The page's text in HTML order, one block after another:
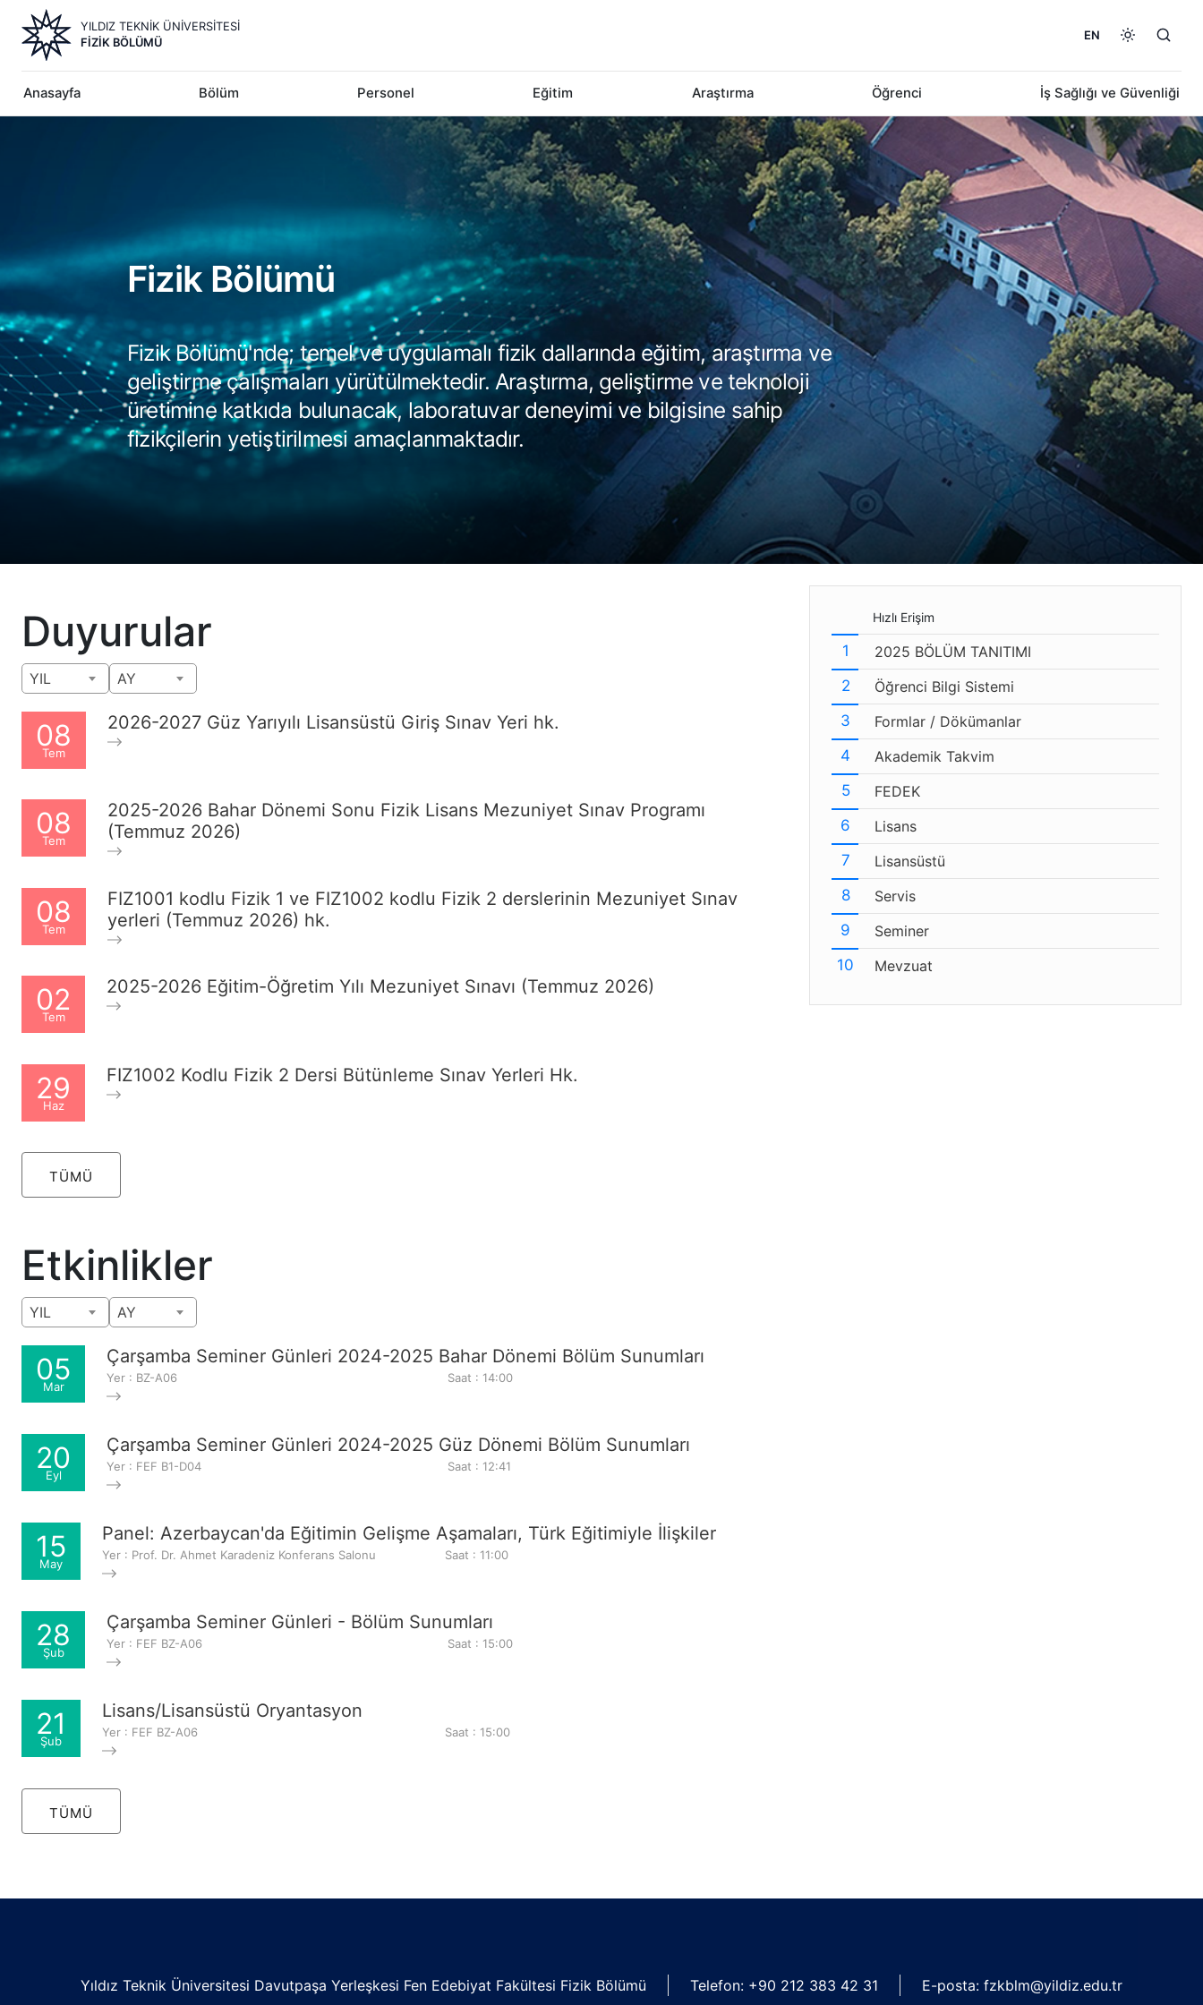
içeriğe
YILDIZ TEKNİK ÜNİVERSİTESİ
FIZIK BÖLÜMÜ
Anasayfa Bölüm Personel Eğitim Araştırma Öğrenci İş Sağlığı ve Güvenliği
EN
Fizik Bölümü
Fizik Bölümü'nde; temel ve uygulamalı fizik dallarında eğitim, araştırma ve
geliştirme çalışmaları yürütülmektedir. Araştırma, geliştirme ve teknoloji
üretimine katkıda bulunacak, laboratuvar deneyimi ve bilgisine sahip
fizikçilerin yetiştirilmesi amaçlanmaktadır.
Duyurular
YIL AY
08
Tem
2026-2027 Güz Yarıyılı Lisansüstü Giriş Sınav Yeri hk.
08
Tem
2025-2026 Bahar Dönemi Sonu Fizik Lisans Mezuniyet Sınav Programı
(Temmuz 2026)
08
Tem
FIZ1001 kodlu Fizik 1 ve FIZ1002 kodlu Fizik 2 derslerinin Mezuniyet Sınav
yerleri (Temmuz 2026) hk.
02
Tem
2025-2026 Eğitim-Öğretim Yılı Mezuniyet Sınavı (Temmuz 2026)
29
Haz
FIZ1002 Kodlu Fizik 2 Dersi Bütünleme Sınav Yerleri Hk.
TÜMÜ
Etkinlikler
YIL AY
05
Mar
Çarşamba Seminer Günleri 2024-2025 Bahar Dönemi Bölüm Sunumları
Yer : BZ-A06 Saat : 14:00
20
Eyl
Çarşamba Seminer Günleri 2024-2025 Güz Dönemi Bölüm Sunumları
Yer : FEF B1-D04 Saat : 12:41
15
May
Panel: Azerbaycan'da Eğitimin Gelişme Aşamaları, Türk Eğitimiyle İlişkiler
Yer : Prof. Dr. Ahmet Karadeniz Konferans Salonu Saat : 11:00
28
Şub
Çarşamba Seminer Günleri - Bölüm Sunumları
Yer : FEF BZ-A06 Saat : 15:00
21
Şub
Lisans/Lisansüstü Oryantasyon
Yer : FEF BZ-A06 Saat : 15:00
TÜMÜ
Hızlı Erişim
2025 BÖLÜM TANITIMI
Öğrenci Bilgi Sistemi
Formlar / Dökümanlar
Akademik Takvim
FEDEK
Lisans
Lisansüstü
Servis
Seminer
Mevzuat
Yıldız Teknik Üniversitesi Davutpaşa Yerleşkesi Fen Edebiyat Fakültesi Fizik Bölümü Telefon: +90 212 383 42 31 E-posta: fzkblm@yildiz.edu.tr